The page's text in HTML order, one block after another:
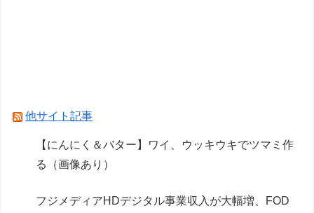
Powered by livedoor 相互RSS
他サイト記事
【にんにく＆バター】ワイ、ウッキウキでツマミ作
る（画像あり）
フジメディアHDデジタル事業収入が大幅増、FOD